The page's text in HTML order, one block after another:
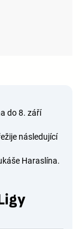
do 8. září
následující
Haraslína.